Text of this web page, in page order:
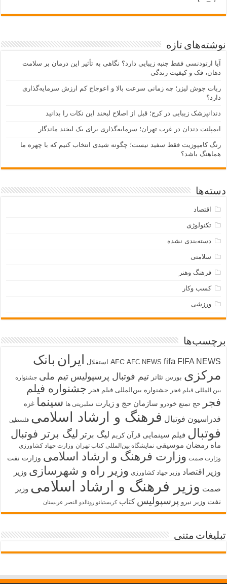
نوشته‌های تازه
آیا ارتودنسی فقط جنبه زیبایی دارد؟ نگاهی به تأثیر این درمان بر سلامت
دهان، فک و کیفیت زندگی
ربات جوش لیزر؛ چه زمانی سرعت بالا و اعوجاج کم ارزش سرمایه‌گذاری
دارد؟
دندانپزشک زیبایی در کرج؛ قبل از اصلاح لبخند این نکات را بدانید
ایمپلنت دندان در غرب تهران؛ سرمایه‌گذاری برای یک لبخند ماندگار
رنگ کامپوزیت فقط سفید نیست؛ چگونه شیدی انتخاب کنیم که با چهره ما
هماهنگ باشد؟
دسته‌ها
اقتصاد
تکنولوژی
دسته‌بندی نشده
سلامتی
فرهنگ وهنر
کسب وکار
ورزشی
برچسب‌ها
AFC AFC NEWS fifa FIFA NEWS استقلال ایران بانک
مرکزی بورس تئاتر تیم فوتبال پرسپولیس تیم ملی جشنواره
بین المللی فیلم فجر جشنواره بین‌المللی فیلم فجر جشنواره فیلم
فجر
حج تمتع خودرو سازمان حج و زیارت سلبریتی ها سینما غزه
فدراسیون فوتبال فرهنگ و ارشاد اسلامی فلسطین
فوتبال فیلم سینمایی قرآن کریم لیگ برتر لیگ برتر فوتبال
ماه رمضان موسیقی نمایشگاه بین‌المللی کتاب تهران وزارت جهاد کشاورزی
وزارت صمت وزارت فرهنگ و ارشاد اسلامی وزارت نفت
وزیر اقتصاد وزیر جهاد کشاورزی وزیر راه و شهرسازی وزیر
صمت وزیر فرهنگ و ارشاد اسلامی وزیر
نفت وزیر نیرو پرسپولیس کتاب کریستیانو رونالدو النصر عربستان
تبلیغات متنی